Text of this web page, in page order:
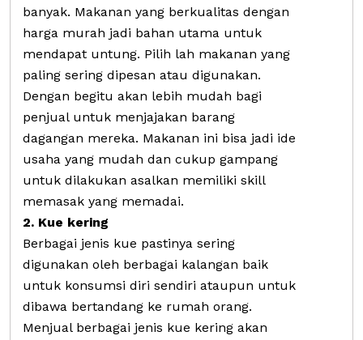
banyak. Makanan yang berkualitas dengan
harga murah jadi bahan utama untuk
mendapat untung. Pilih lah makanan yang
paling sering dipesan atau digunakan.
Dengan begitu akan lebih mudah bagi
penjual untuk menjajakan barang
dagangan mereka. Makanan ini bisa jadi ide
usaha yang mudah dan cukup gampang
untuk dilakukan asalkan memiliki skill
memasak yang memadai.
2. Kue kering
Berbagai jenis kue pastinya sering
digunakan oleh berbagai kalangan baik
untuk konsumsi diri sendiri ataupun untuk
dibawa bertandang ke rumah orang.
Menjual berbagai jenis kue kering akan